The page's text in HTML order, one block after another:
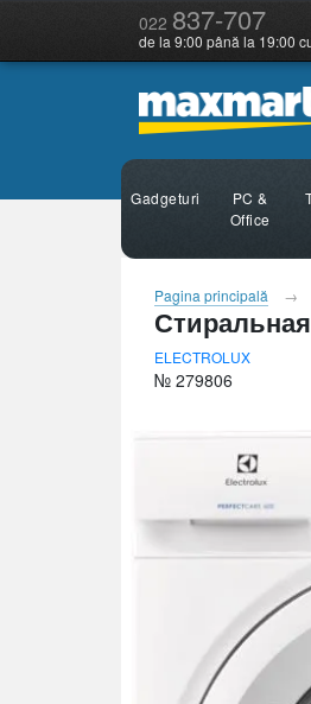
022 837-707
de la 9:00 până la 19:00
Gadgeturi
PC &
Office
Pagina principală
ELECTROLUX
№ 279806